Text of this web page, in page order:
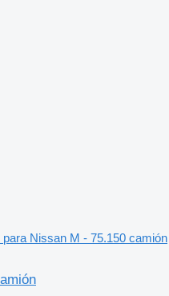
para Nissan M - 75.150 camión